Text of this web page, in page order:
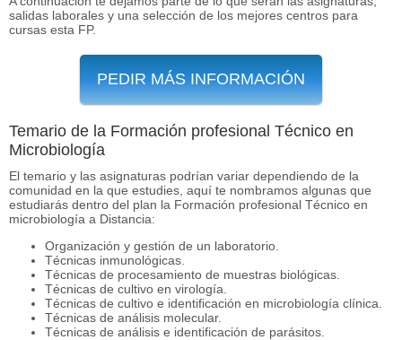
salidas laborales y una selección de los mejores centros para
cursas esta FP.
PEDIR MÁS INFORMACIÓN
Temario de la Formación profesional Técnico en
Microbiología
El temario y las asignaturas podrían variar dependiendo de la
comunidad en la que estudies, aquí te nombramos algunas que
estudiarás dentro del plan la Formación profesional Técnico en
microbiología a Distancia:
Organización y gestión de un laboratorio.
Técnicas inmunológicas.
Técnicas de procesamiento de muestras biológicas.
Técnicas de cultivo en virología.
Técnicas de cultivo e identificación en microbiología clínica.
Técnicas de análisis molecular.
Técnicas de análisis e identificación de parásitos.